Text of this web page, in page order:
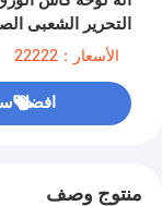
التحرير الشعبى
الأسعار：22222
افضل
منتوج وصف